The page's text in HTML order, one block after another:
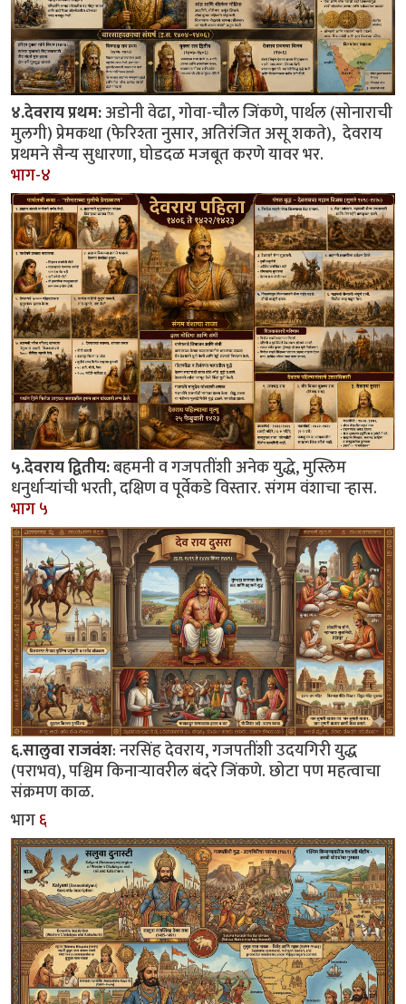
४.देवराय प्रथम:अडोनी वेढा, गोवा-चौल जिंकणे, पार्थल (सोनाराची
मुलगी) प्रेमकथा (फेरिश्ता नुसार, अतिरंजित असू शकते), देवराय
प्रथमने सैन्य सुधारणा, घोडदळ मजबूत करणे यावर भर.
भाग-४
५.देवराय द्वितीय:बहमनी व गजपतींशी अनेक युद्धे, मुस्लिम
धनुर्धाऱ्यांची भरती, दक्षिण व पूर्वेकडे विस्तार. संगम वंशाचा ऱ्हास.
भाग ५
६.सालुवा राजवंश: नरसिंह देवराय, गजपतींशी उदयगिरी युद्ध
(पराभव), पश्चिम किनाऱ्यावरील बंदरे जिंकणे. छोटा पण महत्वाचा
संक्रमण काळ.
भाग६